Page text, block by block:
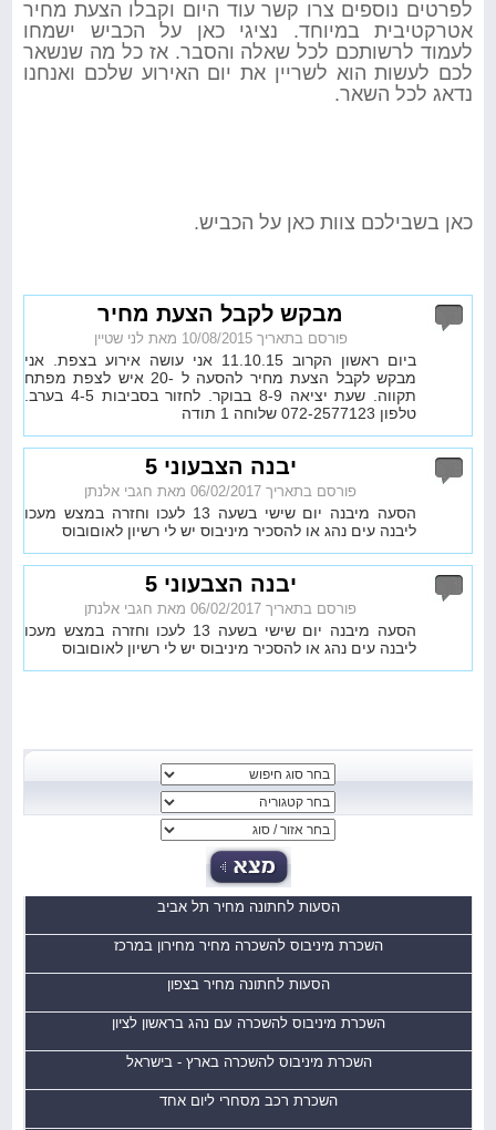
לפרטים נוספים צרו קשר עוד היום וקבלו הצעת מחיר
אטרקטיבית במיוחד. נציגי כאן על הכביש ישמחו
לעמוד לרשותכם לכל שאלה והסבר. אז כל מה שנשאר
לכם לעשות הוא לשריין את יום האירוע שלכם ואנחנו
נדאג לכל השאר.
כאן בשבילכם צוות כאן על הכביש.
מבקש לקבל הצעת מחיר
פורסם בתאריך 10/08/2015 מאת לני שטיין
ביום ראשון הקרוב 11.10.15 אני עושה אירוע בצפת. אני
מבקש לקבל הצעת מחיר להסעה ל -20 איש לצפת מפתח
תקווה. שעת יציאה 8-9 בבוקר. לחזור בסביבות 4-5 בערב.
טלפון 072-2577123 שלוחה 1 תודה
יבנה הצבעוני 5
פורסם בתאריך 06/02/2017 מאת חגבי אלנתן
הסעה מיבנה יום שישי בשעה 13 לעכו וחזרה במצש מעכו
ליבנה עים נהג או להסכיר מיניבוס יש לי רשיון לאוםובוס
יבנה הצבעוני 5
פורסם בתאריך 06/02/2017 מאת חגבי אלנתן
הסעה מיבנה יום שישי בשעה 13 לעכו וחזרה במצש מעכו
ליבנה עים נהג או להסכיר מיניבוס יש לי רשיון לאוםובוס
הסעות לחתונה מחיר תל אביב
השכרת מיניבוס להשכרה מחיר מחירון במרכז
הסעות לחתונה מחיר בצפון
השכרת מיניבוס להשכרה עם נהג בראשון לציון
השכרת מיניבוס להשכרה בארץ - בישראל
השכרת רכב מסחרי ליום אחד